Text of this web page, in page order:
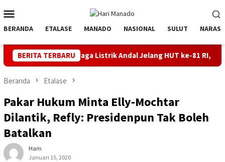
ke
kontenMobile
BERANDA ETALASE MANADO NASIONAL SULUT NARASI
BERITA TERBARU
Jaga Listrik Andal Jelang HUT ke-81 RI, PLN UP3 Tahuna
Beranda Etalase
Pakar Hukum Minta Elly-Mochtar
Dilantik, Refly: Presidenpun Tak Boleh
Batalkan
Ham
Januari 15, 2020